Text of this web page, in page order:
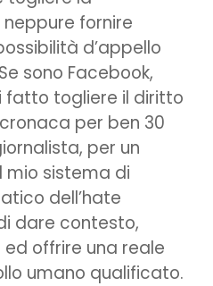
fornire
d’appello
sono Facebook,
fatto togliere il diritto
per ben 30
per un
mio sistema di
dell’hate
dare contesto,
offrire una reale
umano qualificato.